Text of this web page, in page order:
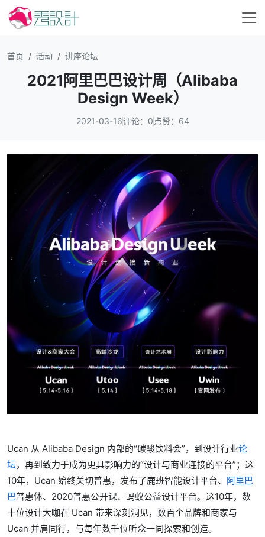
首页 活动 讲座论坛
2021阿里巴巴设计周（Alibaba
Design Week）
2021-03-16评论：0 点赞：64
Ucan 从 Alibaba Design 内部的“碳酸饮料会”，到设计行业论
坛，再到致力于成为更具影响力的“设计与商业连接的平台”；这
10年，Ucan 始终关切普惠，发布了鹿班智能设计平台、
阿里巴
巴普惠体、2020普惠公开课、蚂蚁公益设计平台。这10年，数
十位设计大咖在 Ucan 带来深刻洞见，数百个品牌和商家与
Ucan 并肩同行，与每年数千位听众一同探索和创造。